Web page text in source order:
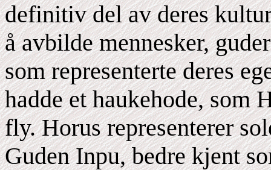
definitiv del av deres
å avbilde mennesker,
som representerte deres
hadde et haukehode, som
fly. Horus representerer
Guden Inpu, bedre kjent